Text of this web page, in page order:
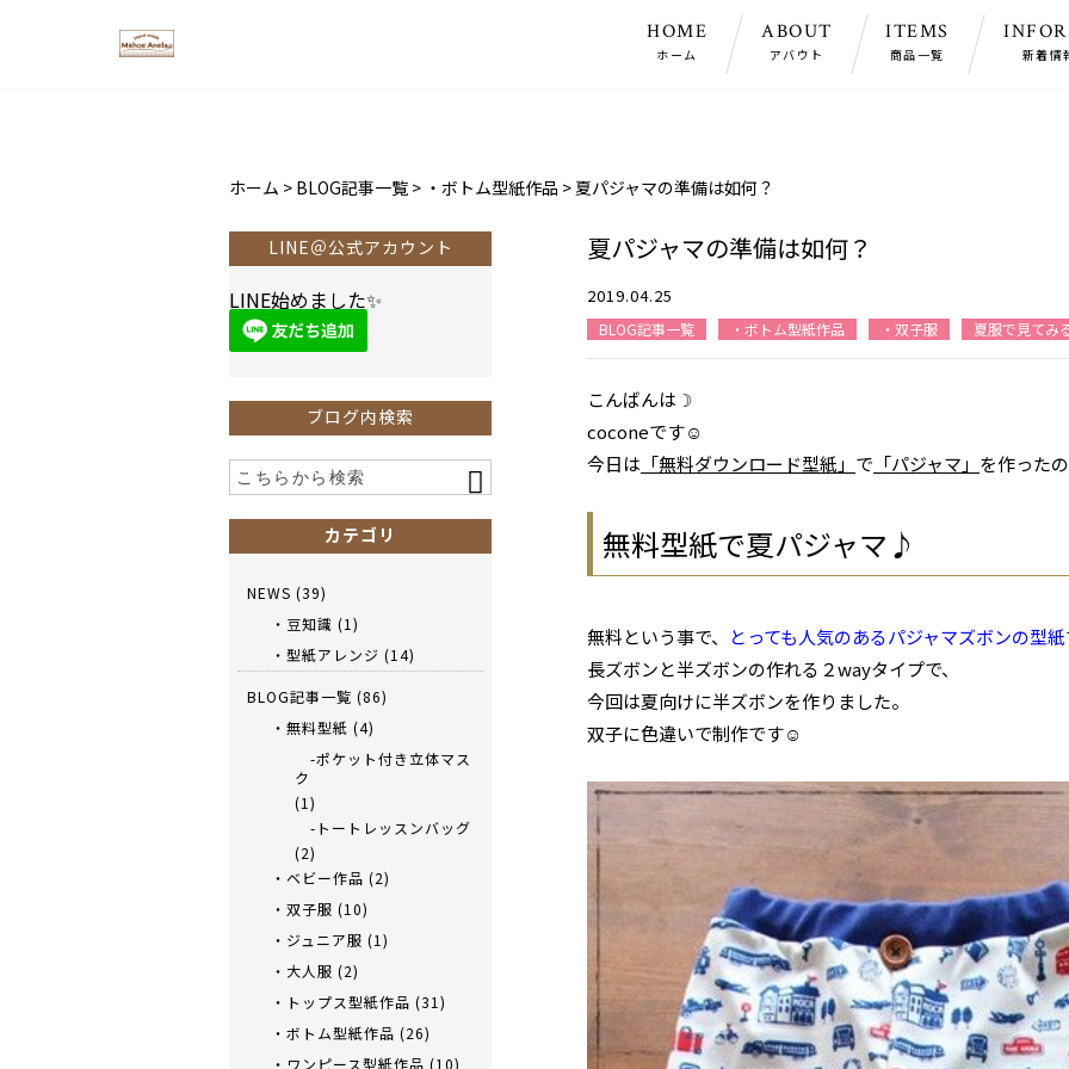
HOME
ホーム
ABOUT
アバウト
ITEMS
商品一覧 新着情
ホーム > BLOG記事一覧 > ・ボトム型紙作品 > 夏パジャマの準備は如何？
夏パジャマの準備は如何？
2019.04.25
BLOG記事一覧 ・ボトム型紙作品 ・双子服 夏服で見てみ
こんばんは☽
coconeです☺
今日は 「無料ダウンロード型紙」 で 「パジャマ」 を作った
無料型紙で夏パジャマ♪
無料という事で、 とっても人気のあるパジャマズボンの型紙
長ズボンと半ズボンの作れる２wayタイプで、
今回は夏向けに半ズボンを作りました。
双子に色違いで制作です☺
LINE＠公式アカウント
LINE始めました✨
ブログ内検索
カテゴリ
NEWS (39)
・豆知識 (1)
・型紙アレンジ (14)
BLOG記事一覧 (86)
・無料型紙 (4)
-ポケット付き立体マス
ク
(1)
-トートレッスンバッグ
(2)
・ベビー作品 (2)
・双子服 (10)
・ジュニア服 (1)
・大人服 (2)
・トップス型紙作品 (31)
・ボトム型紙作品 (26)
・ワンピース型紙作品 (10)